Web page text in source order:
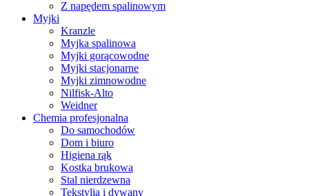
Z napędem spalinowym
Myjki
Kranzle
Myjka spalinowa
Myjki gorącowodne
Myjki stacjonarne
Myjki zimnowodne
Nilfisk-Alto
Weidner
Chemia profesjonalna
Do samochodów
Dom i biuro
Higiena rąk
Kostka brukowa
Stal nierdzewna
Tekstylia i dywany